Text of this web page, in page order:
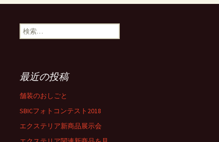
検
索
最近の投稿
舗装のおしごと
SBICフォトコンテスト2018
エクステリア新商品展示会